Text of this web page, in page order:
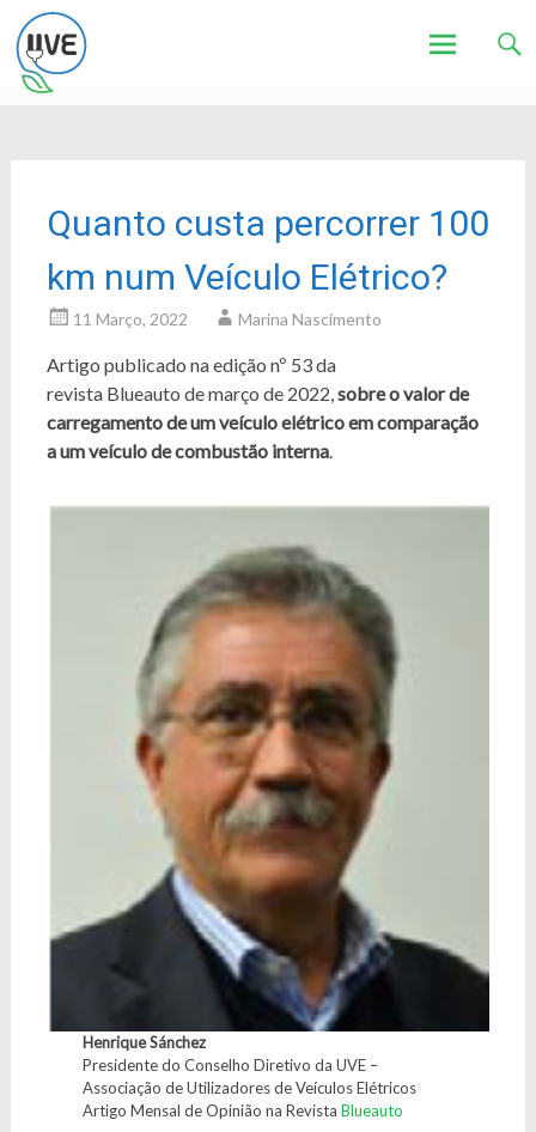
Quanto custa percorrer 100
km num Veículo Elétrico?
11 Março, 2022 Marina Nascimento
Artigo publicado na edição nº 53 da
revista Blueauto de março de 2022,sobre o valor de
carregamento de um veículo elétrico em comparação
a um veículo de combustão interna.
Henrique Sánchez
Presidente do Conselho Diretivo da UVE –
Associação de Utilizadores de Veículos Elétricos
Artigo Mensal de Opinião na Revista Blueauto